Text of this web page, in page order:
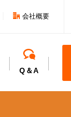
会社概要
Q＆A